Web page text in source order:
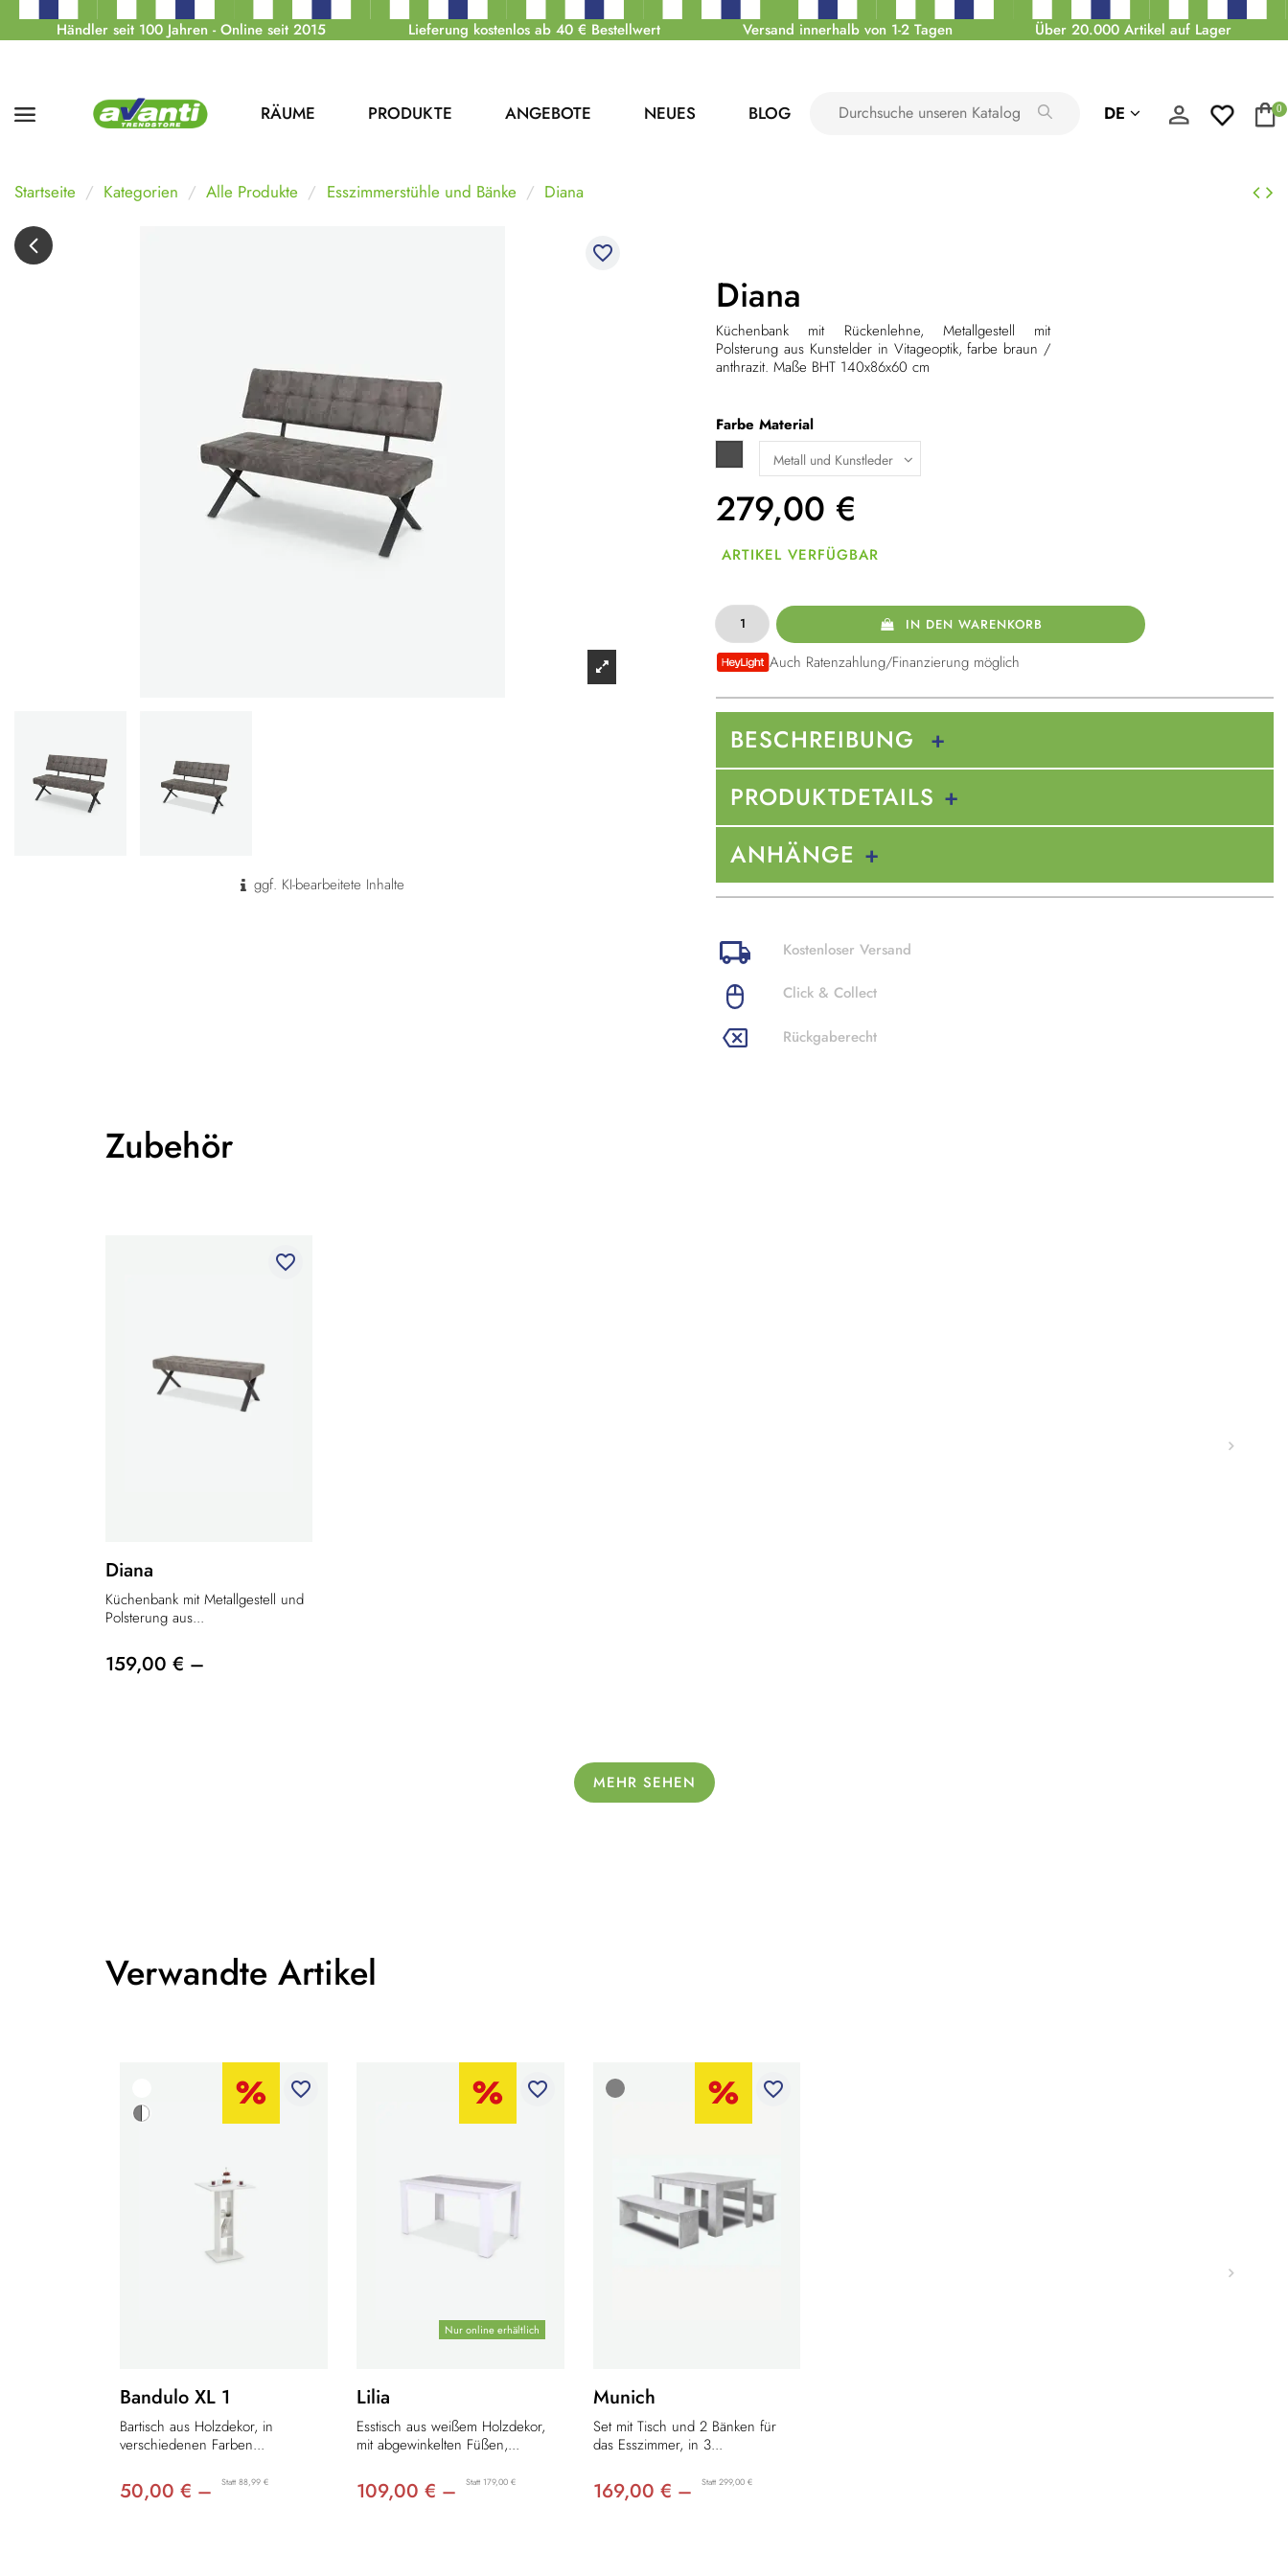
Händler seit 100 Jahren - Online seit 2015 Lieferung kostenlos ab 40 € Bestellwert Versand innerhalb von 1-2 Tagen Über 20.000 Artikel auf Lager
RÄUME PRODUKTE ANGEBOTE NEUES BLOG DE 0
Startseite Kategorien Alle Produkte Esszimmerstühle und Bänke Diana
favorite_border
ggf. KI-bearbeitete Inhalte
Diana
Küchenbank mit Rückenlehne, Metallgestell mit
Polsterung aus Kunstelder in Vitageoptik, farbe braun /
anthrazit. Maße BHT 140x86x60 cm
Farbe
Dunkelgrau
Material
279,00 €
ARTIKEL VERFÜGBAR
IN DEN WARENKORB
Auch Ratenzahlung/Finanzierung möglich
BESCHREIBUNG
PRODUKTDETAILS
ANHÄNGE
Kostenloser Versand
Click & Collect
Rückgaberecht
Zubehör
favorite_border
Diana
Küchenbank mit Metallgestell und
Polsterung aus...
159,00 € –
MEHR SEHEN
Verwandte Artikel
favorite_border
Bandulo XL 1
Bartisch aus Holzdekor, in
verschiedenen Farben...
50,00 € – Statt 88,99 €
Nur online erhältlich
favorite_border
Lilia
Esstisch aus weißem Holzdekor,
mit abgewinkelten Füßen,...
109,00 € – Statt 179,00 €
favorite_border
Munich
Set mit Tisch und 2 Bänken für
das Esszimmer, in 3...
169,00 € – Statt 299,00 €